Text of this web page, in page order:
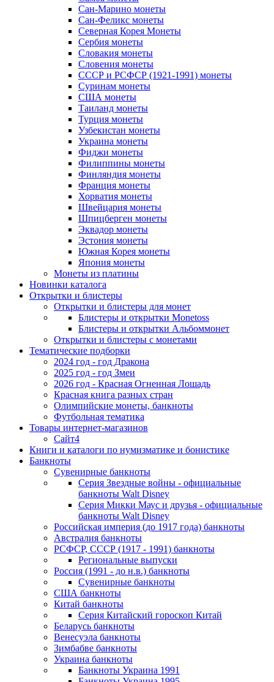
Сан-Марино монеты
Сан-Феликс монеты
Северная Корея Монеты
Сербия монеты
Словакия монеты
Словения монеты
СССР и РСФСР (1921-1991) монеты
Суринам монеты
США монеты
Таиланд монеты
Турция монеты
Узбекистан монеты
Украина монеты
Фиджи монеты
Филиппины монеты
Финляндия монеты
Франция монеты
Хорватия монеты
Швейцария монеты
Шпицберген монеты
Эквадор монеты
Эстония монеты
Южная Корея монеты
Япония монеты
Монеты из платины
Новинки каталога
Открытки и блистеры
Открытки и блистеры для монет
Блистеры и открытки Monetoss
Блистеры и открытки Альбоммонет
Открытки и блистеры с монетами
Тематические подборки
2024 год - год Дракона
2025 год - год Змеи
2026 год - Красная Огненная Лошадь
Красная книга разных стран
Олимпийские монеты, банкноты
Футбольная тематика
Товары интернет-магазинов
Сайт4
Книги и каталоги по нумизматике и бонистике
Банкноты
Сувенирные банкноты
Серия Звездные войны - официальные
банкноты Walt Disney
Серия Микки Маус и друзья - официальные
банкноты Walt Disney
Российская империя (до 1917 года) банкноты
Австралия банкноты
РСФСР, СССР (1917 - 1991) банкноты
Региональные выпуски
Россия (1991 - до н.в.) банкноты
Сувенирные банкноты
США банкноты
Китай банкноты
Серия Китайский гороскоп Китай
Беларусь банкноты
Венесуэла банкноты
Зимбабве банкноты
Украина банкноты
Банкноты Украина 1991